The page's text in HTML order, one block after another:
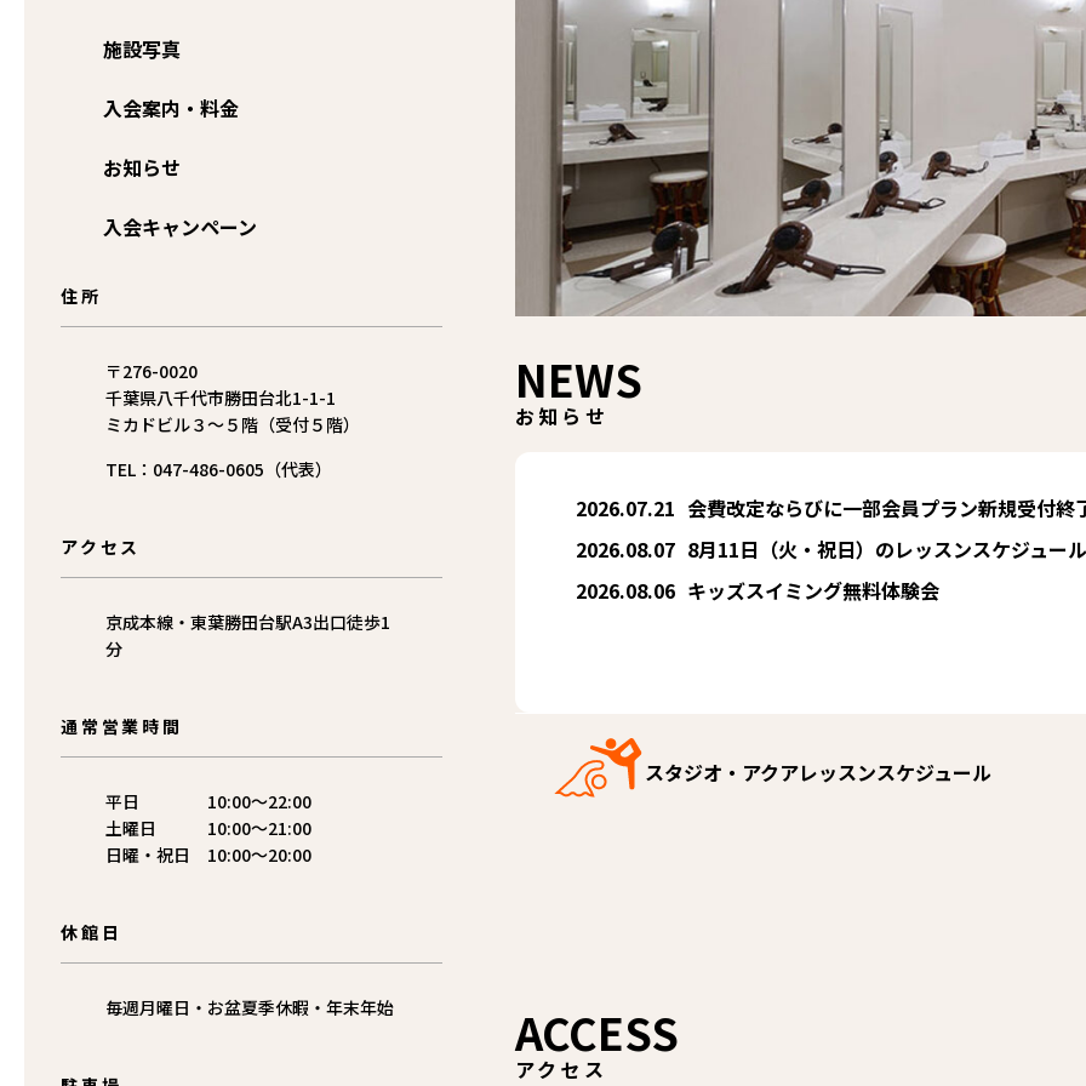
NEWS
お知らせ
2026.07.21 会費改定ならびに一部会員プラン新規受付終
2026.08.07 8月11日（火・祝日）のレッスンスケジュー
2026.08.06 キッズスイミング無料体験会
スタジオ・アクアレッスンスケジュール
ACCESS
アクセス
施設写真
入会案内・料金
お知らせ
入会キャンペーン
住所
〒276-0020
千葉県八千代市勝田台北1-1-1
ミカドビル３〜５階（受付５階）
TEL：047-486-0605（代表）
アクセス
京成本線・東葉勝田台駅A3出口徒歩1
分
通常営業時間
平日 10:00〜22:00
土曜日 10:00〜21:00
日曜・祝日 10:00〜20:00
休館日
毎週月曜日・お盆夏季休暇・年末年始